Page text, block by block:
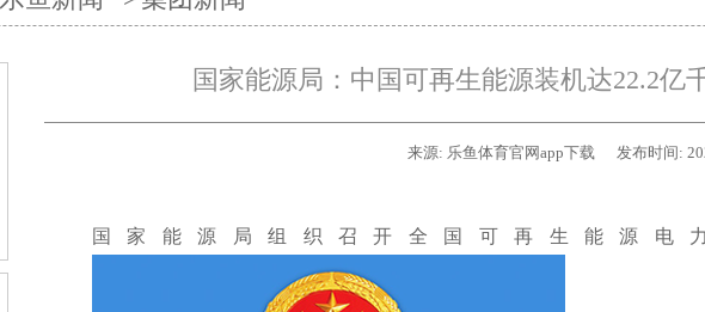
国家能源局：中国可再生能源装机达22.2亿
来源: 乐鱼体育官网app下载 发布时间:
国家能源局组织召开全国可再生能源电